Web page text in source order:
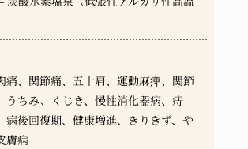
痛、関節痛、五十肩、運動麻痺、関節
うちみ、くじき、慢性消化器病、痔
病後回復期、健康増進、きりきず、や
膚病